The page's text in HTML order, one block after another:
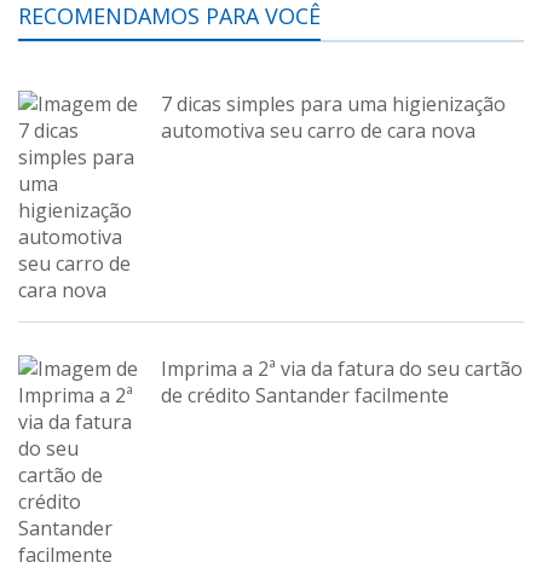
RECOMENDAMOS PARA VOCÊ
7 dicas simples para uma higienização
automotiva seu carro de cara nova
Imprima a 2ª via da fatura do seu cartão
de crédito Santander facilmente